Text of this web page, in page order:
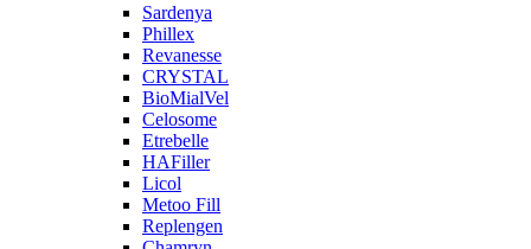
Sardenya
Phillex
Revanesse
CRYSTAL
BioMialVel
Celosome
Etrebelle
HAFiller
Licol
Metoo Fill
Replengen